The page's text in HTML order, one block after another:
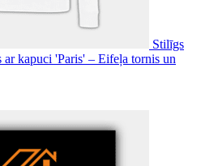
Stilīgs
ar kapuci 'Paris' – Eifeļa tornis un